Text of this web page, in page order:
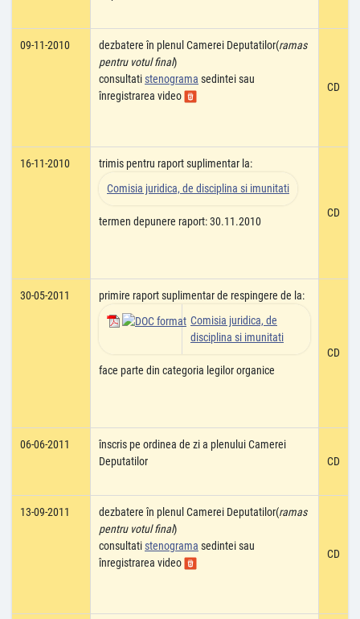
09-11-2010 dezbatere în plenul Camerei Deputatilor(ramas
pentru votul final)
consultatistenograma sedintei sau
înregistrarea video
CD
16-11-2010
trimis pentru raport suplimentar la:
Comisia juridica, de disciplina si imunitati
termen depunere raport: 30.11.2010
CD
30-05-2011
primire raport suplimentar de respingere de la:
Comisia juridica, de
disciplina si imunitati
face parte din categoria legilor organice
CD
06-06-2011
înscris pe ordinea de zi a plenului Camerei
Deputatilor
CD
13-09-2011 dezbatere în plenul Camerei Deputatilor(ramas
pentru votul final)
consultatistenograma sedintei sau
înregistrarea video
CD